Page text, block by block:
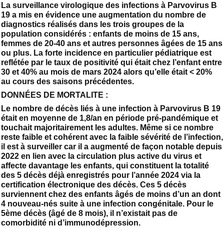
La surveillance virologique des infections à Parvovirus B
19 a mis en évidence une augmentation du nombre de
diagnostics réalisés dans les trois groupes de la
population considérés : enfants de moins de 15 ans,
femmes de 20-40 ans et autres personnes âgées de 15 ans
ou plus. La forte incidence en particulier pédiatrique est
reflétée par le taux de positivité qui était chez l’enfant entre
30 et 40% au mois de mars 2024 alors qu’elle était < 20%
au cours des saisons précédentes.
DONNÉES DE MORTALITE :
Le nombre de décès liés à une infection à Parvovirus B 19
était en moyenne de 1,8/an en période pré-pandémique et
touchait majoritairement les adultes. Même si ce nombre
reste faible et cohérent avec la faible sévérité de l’infection,
il est à surveiller car il a augmenté de façon notable depuis
2022 en lien avec la circulation plus active du virus et
affecte davantage les enfants, qui constituent la totalité
des 5 décès déjà enregistrés pour l’année 2024 via la
certification électronique des décès. Ces 5 décès
surviennent chez des enfants âgés de moins d’un an dont
4 nouveau-nés suite à une infection congénitale. Pour le
5ème décès (âgé de 8 mois), il n’existait pas de
comorbidité ni d’immunodépression.